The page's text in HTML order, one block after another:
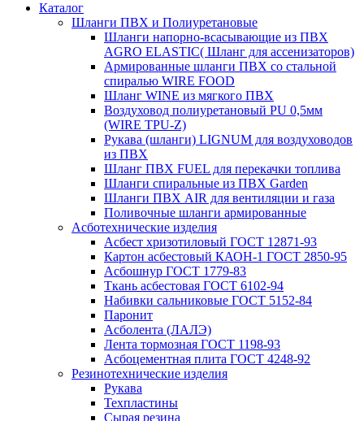
Каталог
Шланги ПВХ и Полиуретановые
Шланги напорно-всасывающие из ПВХ
AGRO ELASTIC( Шланг для ассенизаторов)
Армированные шланги ПВХ со стальной
спиралью WIRE FOOD
Шланг WINE из мягкого ПВХ
Воздуховод полиуретановый PU 0,5мм
(WIRE TPU-Z)
Рукава (шланги) LIGNUM для воздуховодов
из ПВХ
Шланг ПВХ FUEL для перекачки топлива
Шланги спиральные из ПВХ Garden
Шланги ПВХ AIR для вентиляции и газа
Поливочные шланги армированные
Асботехнические изделия
Асбест хризотиловый ГОСТ 12871-93
Картон aсбестовый КАОН-1 ГОСТ 2850-95
Асбошнур ГОСТ 1779-83
Ткань асбестовая ГОСТ 6102-94
Набивки сальниковые ГОСТ 5152-84
Паронит
Асболента (ЛАЛЭ)
Лента тормозная ГОСТ 1198-93
Асбоцементная плита ГОСТ 4248-92
Резинотехнические изделия
Рукава
Техпластины
Сырая резина